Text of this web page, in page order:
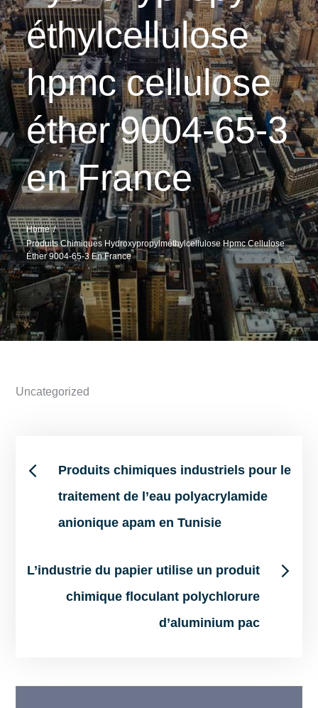
éthylcellulose
hpmc cellulose
éther 9004-65-3
en France
Home
Produits Chimiques Hydroxypropylméthylcellulose Hpmc Cellulose
Éther 9004-65-3 En France
Uncategorized
Post
navigation
Produits chimiques industriels pour le
traitement de l’eau polyacrylamide
anionique apam en Tunisie
L’industrie du papier utilise un produit
chimique floculant polychlorure
d’aluminium pac